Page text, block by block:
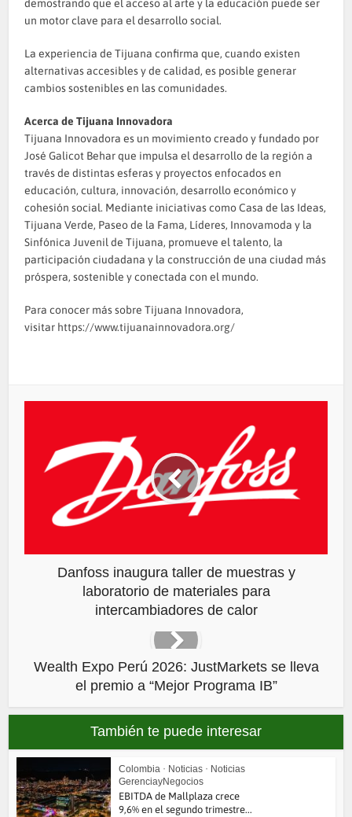
demostrando que el acceso al arte y la educación puede ser
un motor clave para el desarrollo social.
La experiencia de Tijuana confirma que, cuando existen
alternativas accesibles y de calidad, es posible generar
cambios sostenibles en las comunidades.
Acerca de Tijuana Innovadora
Tijuana Innovadora es un movimiento creado y fundado por
José Galicot Behar que impulsa el desarrollo de la región a
través de distintas esferas y proyectos enfocados en
educación, cultura, innovación, desarrollo económico y
cohesión social. Mediante iniciativas como Casa de las Ideas,
Tijuana Verde, Paseo de la Fama, Líderes, Innovamoda y la
Sinfónica Juvenil de Tijuana, promueve el talento, la
participación ciudadana y la construcción de una ciudad más
próspera, sostenible y conectada con el mundo.
Para conocer más sobre Tijuana Innovadora,
visitar https://www.tijuanainnovadora.org/
Danfoss inaugura taller de muestras y
laboratorio de materiales para
intercambiadores de calor
Wealth Expo Perú 2026: JustMarkets se lleva
el premio a “Mejor Programa IB”
También te puede interesar
Colombia • Noticias • Noticias
GerenciayNegocios
EBITDA de Mallplaza crece
9,6% en el segundo trimestre...